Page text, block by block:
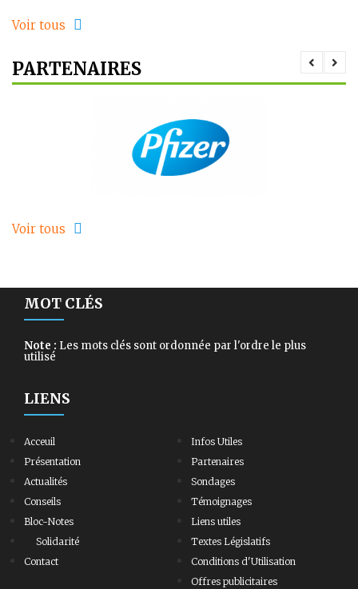
Voir tous
PARTENAIRES
Voir tous
MOT CLÉS
Note : Les mots clés sont ordonnée par l'ordre le plus
utilisé
LIENS
Acceuil
Présentation
Actualités
Conseils
Bloc-Notes
Solidarité
Contact
Infos Utiles
Partenaires
Sondages
Témoignages
Liens utiles
Textes Législatifs
Conditions d'Utilisation
Offres publicitaires